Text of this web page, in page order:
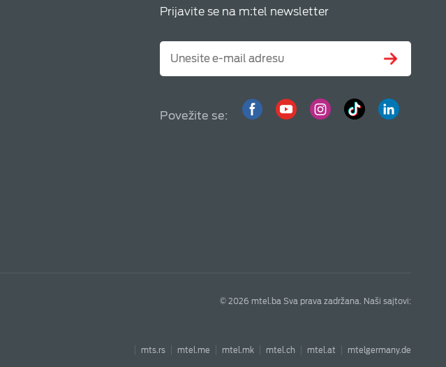
Prijavite se na m:tel newsletter
Povežite se:
© 2026 mtel.ba Sva prava zadržana. Naši sajtovi:
mts.rs mtel.me mtel.mk mtel.ch mtel.at mtelgermany.de